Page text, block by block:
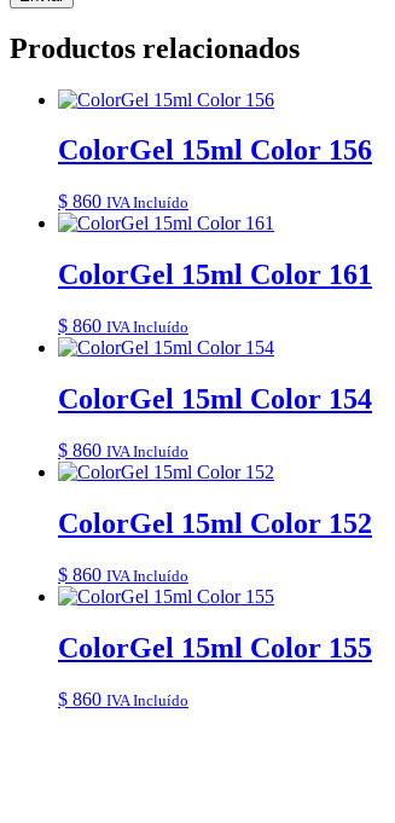
Productos relacionados
ColorGel 15ml Color 156
$ 860 IVA Incluído
ColorGel 15ml Color 161
$ 860 IVA Incluído
ColorGel 15ml Color 154
$ 860 IVA Incluído
ColorGel 15ml Color 152
$ 860 IVA Incluído
ColorGel 15ml Color 155
$ 860 IVA Incluído